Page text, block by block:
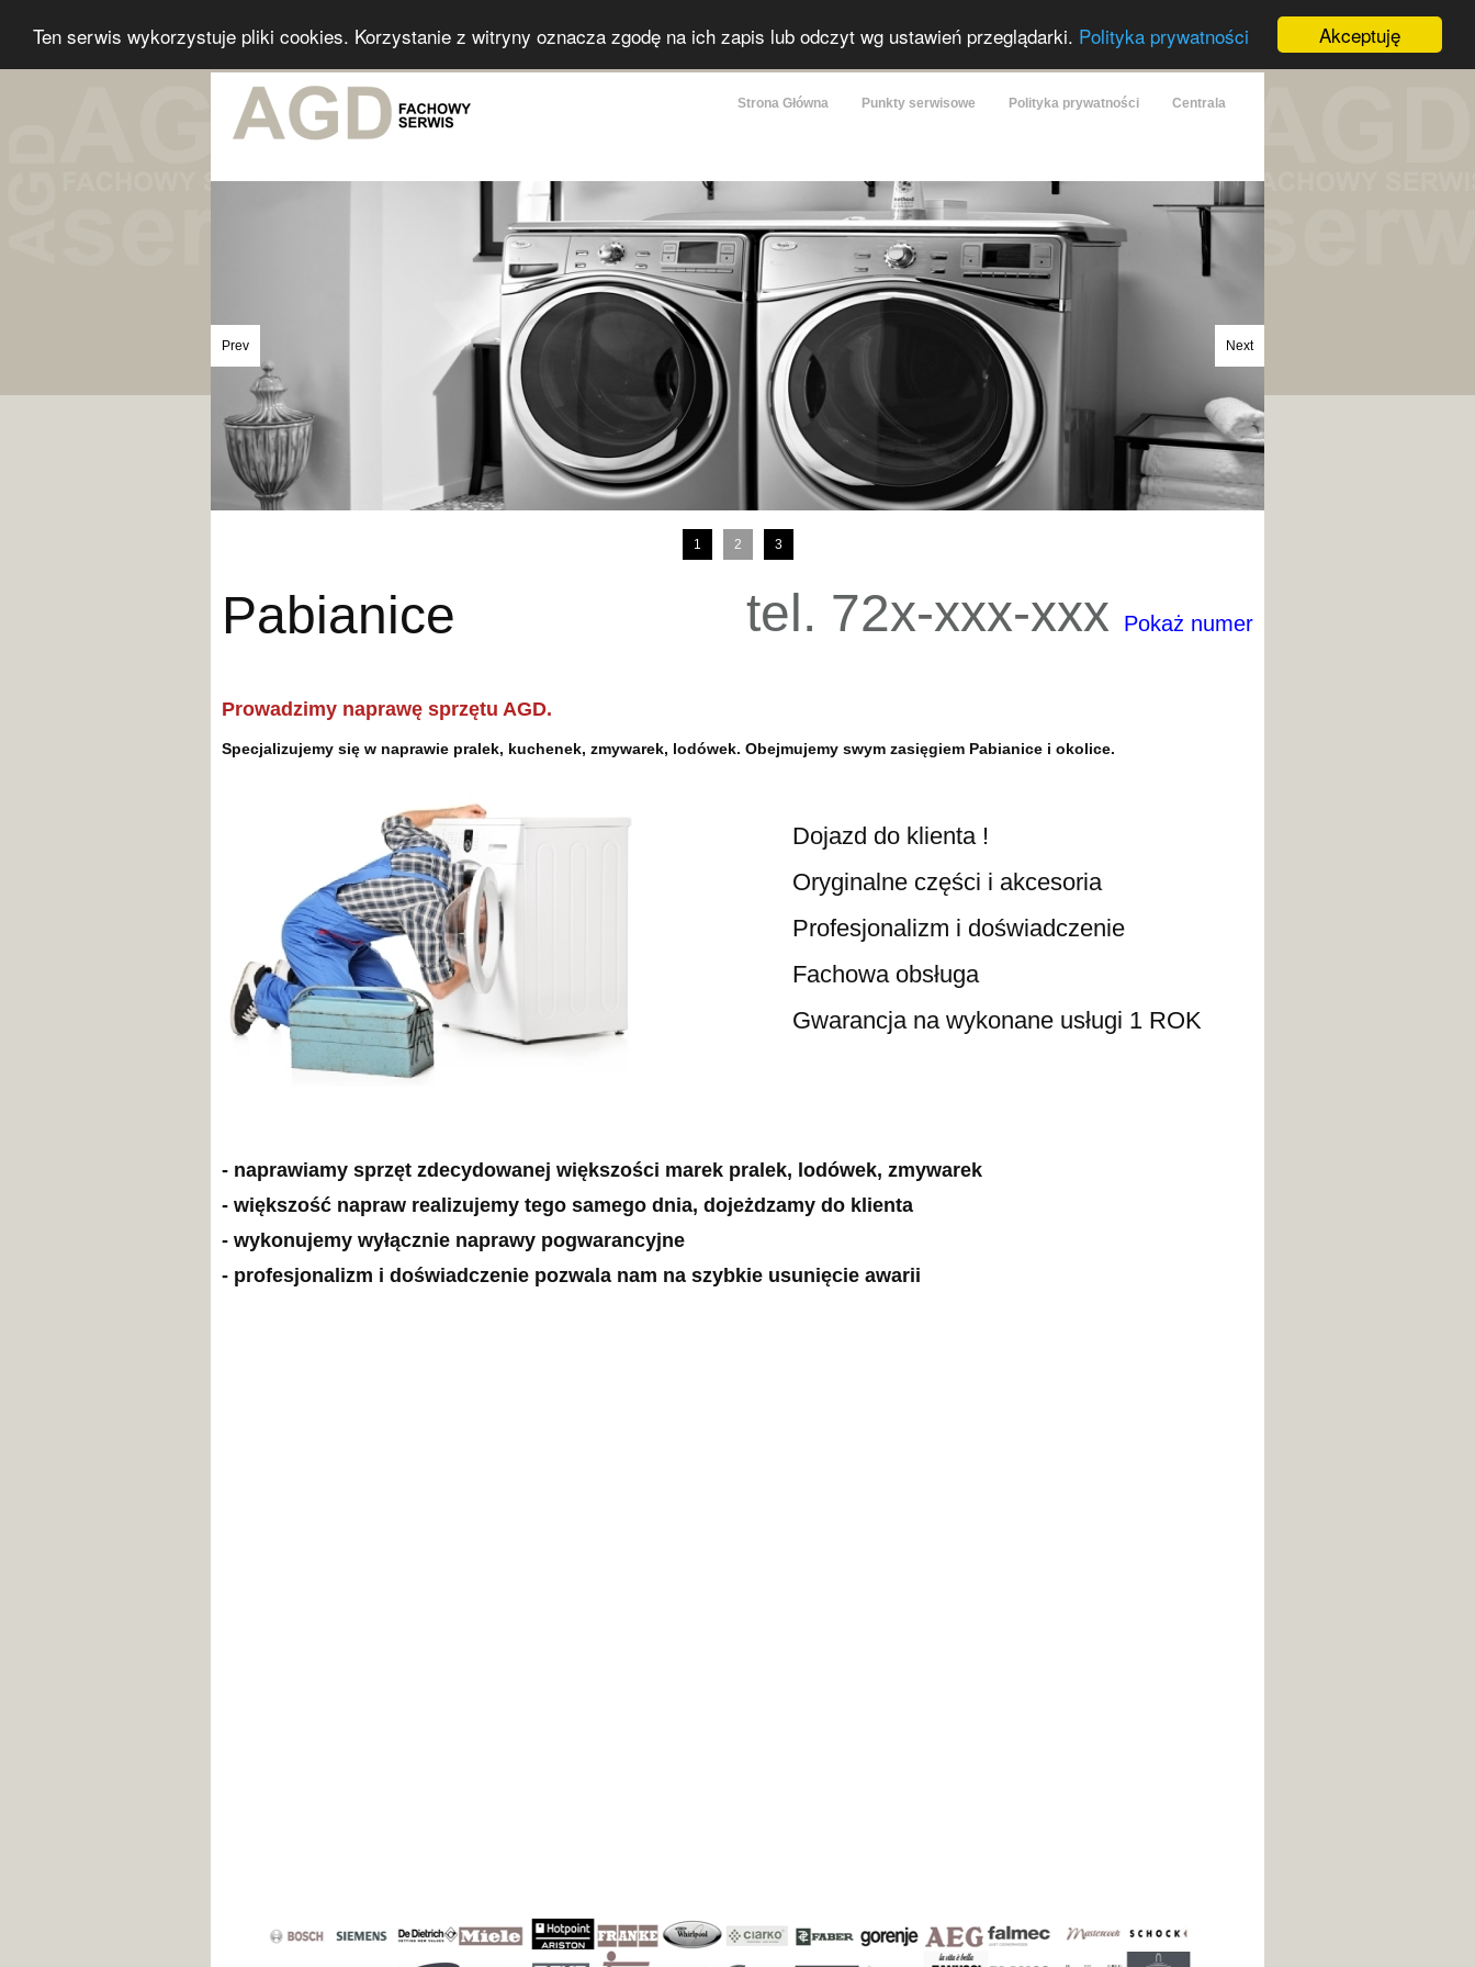
Akceptuję
Ten serwis wykorzystuje pliki cookies. Korzystanie z witryny oznacza zgodę na ich zapis lub odczyt wg ustawień przeglądarki. Polityka prywatności
Strona Główna Punkty serwisowe Polityka prywatności Centrala
Prev Next
1 2 3
Pabianice tel. 72x-xxx-xxx Pokaż numer
Prowadzimy naprawę sprzętu AGD.
Specjalizujemy się w naprawie pralek, kuchenek, zmywarek, lodówek. Obejmujemy swym zasięgiem Pabianice i okolice.
Dojazd do klienta !
Oryginalne części i akcesoria
Profesjonalizm i doświadczenie
Fachowa obsługa
Gwarancja na wykonane usługi 1 ROK
- naprawiamy sprzęt zdecydowanej większości marek pralek, lodówek, zmywarek
- większość napraw realizujemy tego samego dnia, dojeżdzamy do klienta
- wykonujemy wyłącznie naprawy pogwarancyjne
- profesjonalizm i doświadczenie pozwala nam na szybkie usunięcie awarii